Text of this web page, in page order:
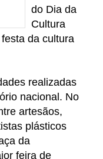
do Dia da
Cultura
da cultura
realizadas
nacional. No
artesãos,
plásticos
da
feira de